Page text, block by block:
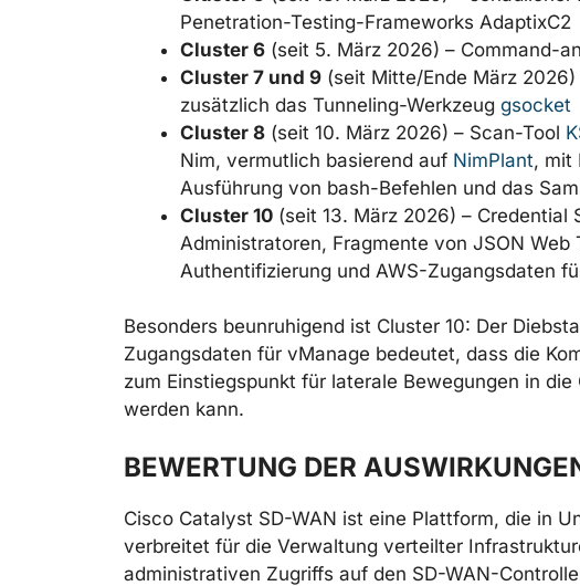
Penetration-Testing-Frameworks AdaptixC2
Cluster 6 (seit 5. März 2026) – Command-
Cluster 7 und 9 (seit Mitte/Ende März
zusätzlich das Tunneling-Werkzeug gsocket
Cluster 8 (seit 10. März 2026) – Scan-Tool
Nim, vermutlich basierend auf NimPlant, mit
Ausführung von bash-Befehlen und das
Cluster 10 (seit 13. März 2026) – Credential
Administratoren, Fragmente von JSON
Authentifizierung und AWS-Zugangsdaten
Besonders beunruhigend ist Cluster 10: Der
Zugangsdaten für vManage bedeutet, dass die
zum Einstiegspunkt für laterale Bewegungen in
werden kann.
BEWERTUNG DER
Cisco Catalyst SD-WAN ist eine Plattform, die in
verbreitet für die Verwaltung verteilter
administrativen Zugriffs auf den SD-WAN-